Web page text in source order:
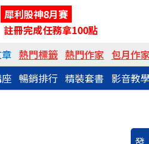
犀利股神8月賽
註冊完成任務拿100點
熱門標籤 熱門作家 包月作
暢銷排行 精裝套書 影音教